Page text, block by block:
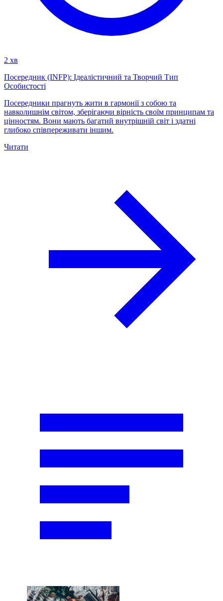
2 хв
Посередник (INFP): Ідеалістичний та Творчий Тип
Особистості
Посередники прагнуть жити в гармонії з собою та
навколишнім світом, зберігаючи вірність своїм принципам та
цінностям. Вони мають багатий внутрішній світ і здатні
глибоко співпереживати іншим.
Читати